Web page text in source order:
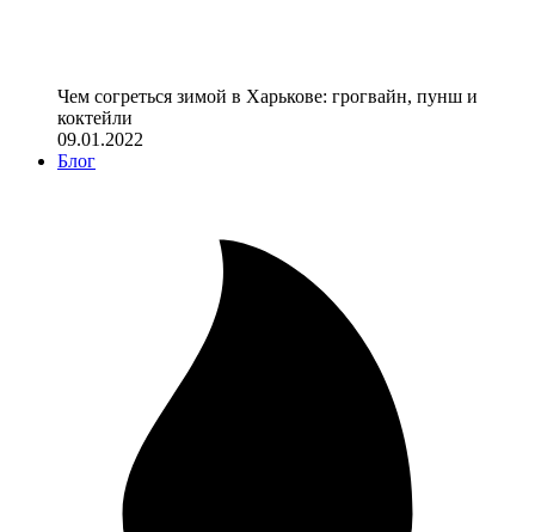
Чем согреться зимой в Харькове: грогвайн, пунш и
коктейли
09.01.2022
Блог